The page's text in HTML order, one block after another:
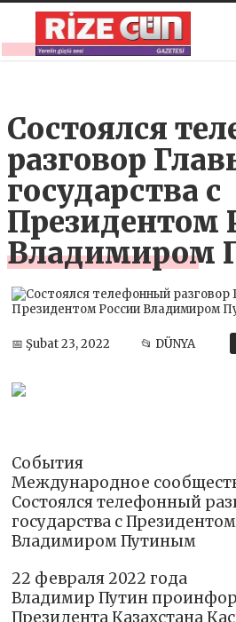
Состоялся
разговор
государства с
Президентом
Владимиром
📅 Şubat 23, 2022 📂 DÜNYA
События
Международное
Состоялся телефонный
государства с
Владимиром Путиным
22 февраля 2022 года
Владимир Путин
Президента Казахстана